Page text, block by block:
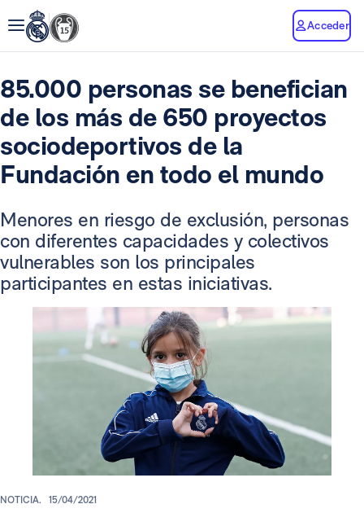
Acceder
85.000 personas se benefician
de los más de 650 proyectos
sociodeportivos de la
Fundación en todo el mundo
Menores en riesgo de exclusión, personas
con diferentes capacidades y colectivos
vulnerables son los principales
participantes en estas iniciativas.
NOTICIA. 15/04/2021